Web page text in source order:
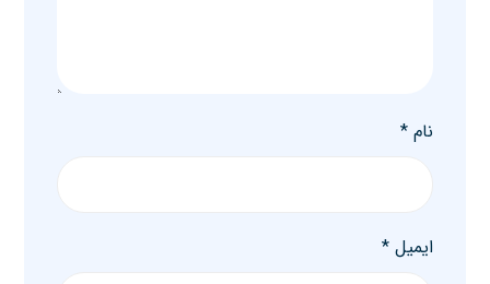
نام*
ایمیل*